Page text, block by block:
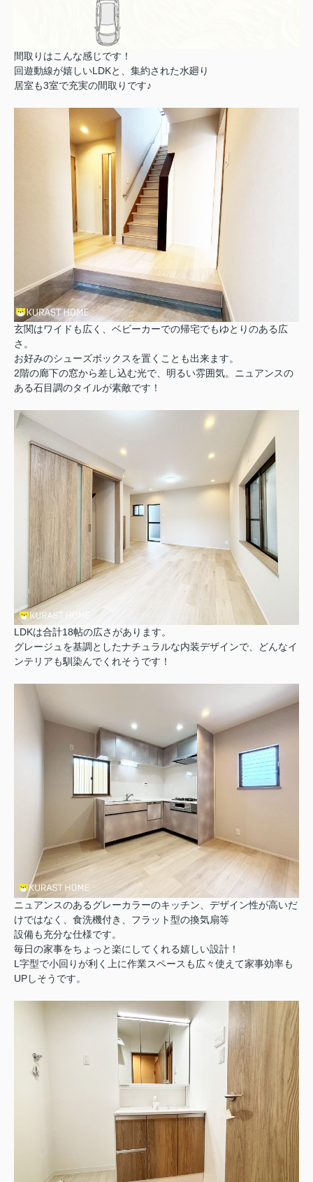
間取りはこんな感じです！
回遊動線が嬉しいLDKと、集約された水廻り
居室も3室で充実の間取りです♪
玄関はワイドも広く、ベビーカーでの帰宅でもゆとりのある広
さ。
お好みのシューズボックスを置くことも出来ます。
2階の廊下の窓から差し込む光で、明るい雰囲気。ニュアンスの
ある石目調のタイルが素敵です！
LDKは合計18帖の広さがあります。
グレージュを基調としたナチュラルな内装デザインで、どんなイ
ンテリアも馴染んでくれそうです！
ニュアンスのあるグレーカラーのキッチン、デザイン性が高いだ
けではなく、食洗機付き、フラット型の換気扇等
設備も充分な仕様です。
毎日の家事をちょっと楽にしてくれる嬉しい設計！
L字型で小回りが利く上に作業スペースも広々使えて家事効率も
UPしそうです。